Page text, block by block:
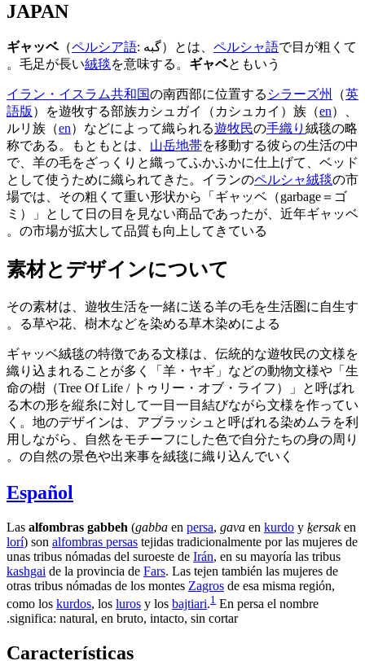
JAPAN
ギャッベ（ペルシア語: گبه‎）とは、 ペルシャ語で目が粗くて
毛足が長い絨毯 を意味する。 ギャベともいう。
イラン・イスラム共和国の南西部に位置する シラーズ州 （英
語版 ） を遊牧する部族カシュガイ（カシュカイ）族（en）、
ルリ族（en）などによって織られる遊牧民の手織り 絨毯の略
称である。もともとは、 山岳地帯を移動する彼らの生活の中
で、羊の毛をざっくりと織ってふかふかに仕上げて、ベッド
として使うために織られてきた。イランのペルシャ絨毯の市
場では、その粗くて重い形状から「ギャッベ（garbage＝ゴ
ミ）」として日の目を見ない商品であったが、近年ギャッベ
の市場が拡大して品質も向上してきている。
素材とデザインについて
その素材は、遊牧生活を一緒に送る羊の毛を生活圏に自生す
る草や花、樹木などを染める草木染めによる。
ギャッベ絨毯の特徴である文様は、伝統的な遊牧民の文様を
織り込まれることが多く「羊・ヤギ」などの動物文様や「生
命の樹（Tree Of Life / トゥリー・オブ・ライフ）」と呼ばれ
る木の形を縦糸に対して一目一目結びながら文様を作ってい
く。地のデザインは、アブラッシュと呼ばれる染めムラを利
用しながら、自然をモチーフにした色で自分たちの身の周り
の自然の景色や出来事を絨毯に織り込んでいく。
Español
Las alfombras gabbeh (gabba en persa, gava en kurdo y ḵersaken
lorí) son alfombras persas tejidas tradicionalmente por las mujeres de
unas tribus nómadas del suroeste de Irán, en su mayoría las tribus
kashgai de la provincia de Fars. Las tejen también las mujeres de
otras tribus nómadas de los montes Zagros de esa misma región,
como los kurdos, los luros y los bajtiari.1 ​ En persa el nombre
significa: natural, en bruto, intacto, sin cortar.
Características